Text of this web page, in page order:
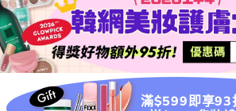
滿$599即享93